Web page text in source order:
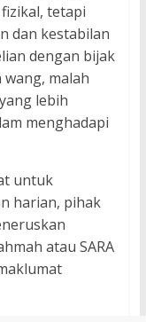
tetapi
dan kestabilan
dengan bijak
malah
lebih
menghadapi
untuk
harian, pihak
atau SARA